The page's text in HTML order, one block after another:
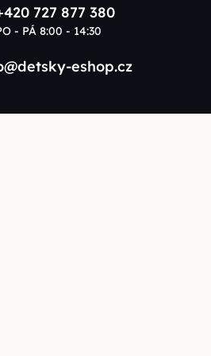
727 877 380
- PÁ 8:00 - 14:30
eshop.cz